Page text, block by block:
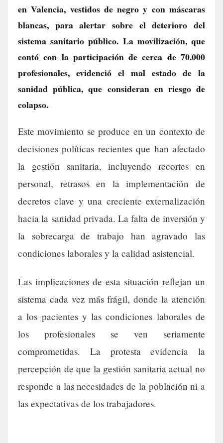
en Valencia, vestidos de negro y con máscaras
blancas, para alertar sobre el deterioro del
sistema sanitario público. La movilización, que
contó con la participación de cerca de 70.000
profesionales, evidenció el mal estado de la
sanidad pública, que consideran en riesgo de
colapso.
Este movimiento se produce en un contexto de
decisiones políticas recientes que han afectado
la gestión sanitaria, incluyendo recortes en
personal, retrasos en la implementación de
decretos clave y una creciente externalización
hacia la sanidad privada. La falta de inversión y
la sobrecarga de trabajo han agravado las
condiciones laborales y la calidad asistencial.
Las implicaciones de esta situación reflejan un
sistema cada vez más frágil, donde la atención
a los pacientes y las condiciones laborales de
los profesionales se ven seriamente
comprometidas. La protesta evidencia la
percepción de que la gestión sanitaria actual no
responde a las necesidades de la población ni a
las expectativas de los trabajadores.